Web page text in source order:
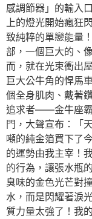
感調節器」的輸入
上的燈光開始瘋狂
致純粹的單戀能量
部，一個巨大的、
而，就在光束衝出
巨大公牛角的悍馬
個全身肌肉、戴著
追求者——金牛座霸
門，大聲宣布：「
噸的純金箔買下了
的運勢由我主宰！
的行為，讓張水瓶
臭味的金色光芒對
水，而是閃耀著淚
質力量太強了！我